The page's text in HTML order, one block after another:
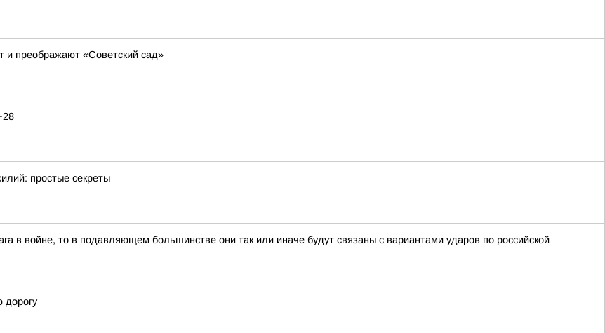
и преображают «Советский сад»
простые секреты
в войне, то в подавляющем большинстве они так или иначе будут связаны с вариантами ударов по российской
дорогу